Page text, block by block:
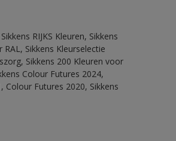
RIJKS Kleuren, Sikkens
Sikkens Kleurselectie
Sikkens 200 Kleuren voor
Colour Futures 2024,
Colour Futures 2020, Sikkens